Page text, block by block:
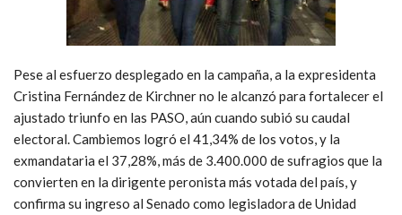
Pese al esfuerzo desplegado en la campaña, a la expresidenta
Cristina Fernández de Kirchner no le alcanzó para fortalecer el
ajustado triunfo en las PASO, aún cuando subió su caudal
electoral. Cambiemos logró el 41,34% de los votos, y la
exmandataria el 37,28%, más de 3.400.000 de sufragios que la
convierten en la dirigente peronista más votada del país, y
confirma su ingreso al Senado como legisladora de Unidad